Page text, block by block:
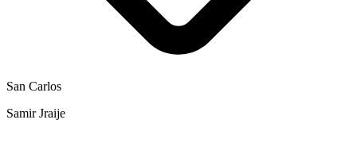
San Carlos
Samir Jraije